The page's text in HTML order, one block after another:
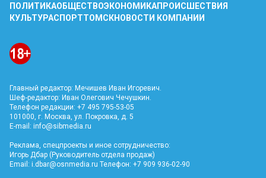
ПОЛИТИКАОБЩЕСТВОЭКОНОМИКАПРОИСШЕСТВИЯ
КУЛЬТУРАСПОРТТОМСКНОВОСТИ КОМПАНИИ
Главный редактор: Мечишев Иван Игоревич.
Шеф-редактор: Иван Олегович Чечушкин.
Телефон редакции: +7 495 795-53-05
101000, г. Москва, ул. Покровка, д. 5
E-mail: info@sibmedia.ru
Реклама, спецпроекты и иное сотрудничество:
Игорь Дбар (Руководитель отдела продаж)
Email: i.dbar@osnmedia.ru Телефон: +7 909 936-02-90